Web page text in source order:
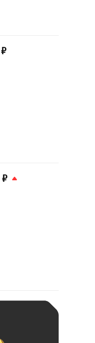
₽
₽